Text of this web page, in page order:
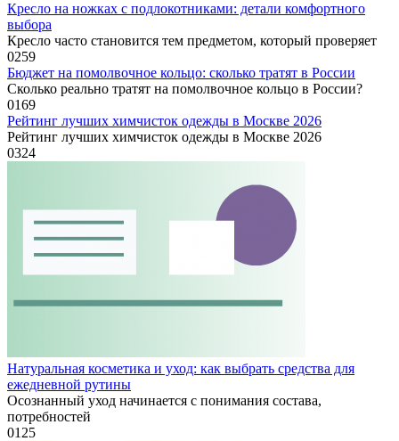
Кресло на ножках с подлокотниками: детали комфортного
выбора
Кресло часто становится тем предметом, который проверяет
0259
Бюджет на помолвочное кольцо: сколько тратят в России
Сколько реально тратят на помолвочное кольцо в России?
0169
Рейтинг лучших химчисток одежды в Москве 2026
Рейтинг лучших химчисток одежды в Москве 2026
0324
Натуральная косметика и уход: как выбрать средства для
ежедневной рутины
Осознанный уход начинается с понимания состава,
потребностей
0125